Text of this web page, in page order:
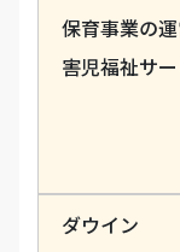
保育事業の
害児福祉サ
ダウイン